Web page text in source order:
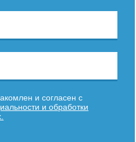
и согласен с
и обработки